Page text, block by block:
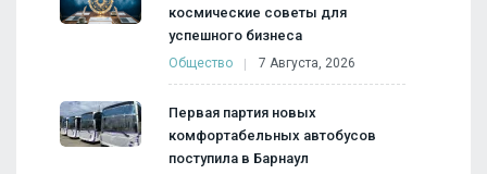
космические советы для
успешного бизнеса
Общество 7 Августа, 2026
Первая партия новых
комфортабельных автобусов
поступила в Барнаул